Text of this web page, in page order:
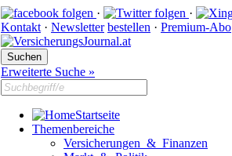
· ·
Kontakt · Newsletter bestellen · Premium-Abo
Erweiterte Suche »
Startseite
Themenbereiche
Versicherungen & Finanzen